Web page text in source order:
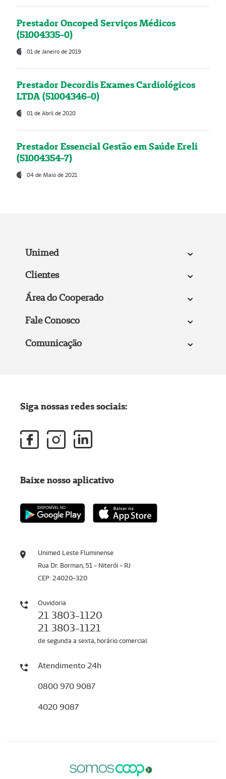
Prestador Oncoped Serviços Médicos
(51004335-0)
01 de Janeiro de 2019
Prestador Decordis Exames Cardiológicos
LTDA (51004346-0)
01 de Abril de 2020
Prestador Essencial Gestão em Saúde Ereli
(51004354-7)
04 de Maio de 2021
Unimed
Clientes
Área do Cooperado
Fale Conosco
Comunicação
Unimed Leste Fluminense
Rua Dr. Borman, 51 - Niterói - RJ
CEP: 24020-320
Ouvidoria
21 3803-1120
21 3803-1121
de segunda a sexta, horário comercial
Atendimento 24h
0800 970 9087
4020 9087
Siga nossas redes sociais:
Baixe nosso aplicativo